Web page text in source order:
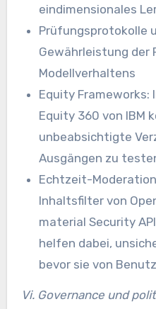
eindimensionales
Prüfungsprotokolle
Gewährleistung der
Modellverhaltens
Equity Frameworks:
Equity 360 von IBM
unbeabsichtigte
Ausgängen zu
Echtzeit-
Inhaltsfilter von
material Security
helfen dabei,
bevor sie von
Vi. Governance und